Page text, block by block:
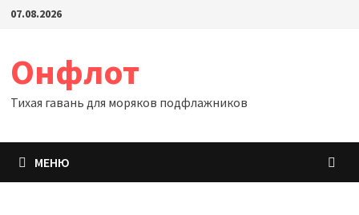
Перейти
07.08.2026
Онфлот
Тихая гавань для моряков подфлажников
МЕНЮ